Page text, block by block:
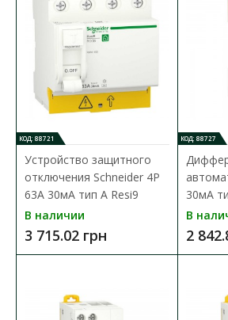
Устройство защитного
63A 30мA тип A Resi9
КОД: 88721
Устройство защитного
отключения Schneider 4P
63A 30мA тип A Resi9
В наличии
3 715.02 грн
КОД: 88727
30мА
В
2